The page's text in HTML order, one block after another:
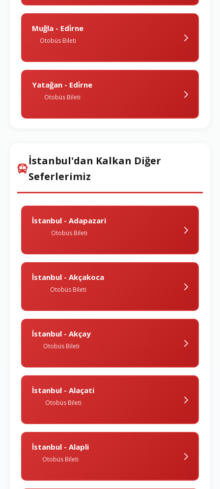
Muğla - Edi̇rne
Otobüs Bileti
Yatağan - Edi̇rne
Otobüs Bileti
İstanbul'dan Kalkan Diğer
Seferlerimiz
İstanbul - Adapazari
Otobüs Bileti
İstanbul - Akçakoca
Otobüs Bileti
İstanbul - Akçay
Otobüs Bileti
İstanbul - Alaçati
Otobüs Bileti
İstanbul - Alapli
Otobüs Bileti